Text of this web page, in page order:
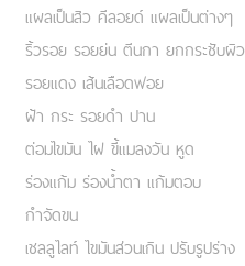
แผลเป็นสิว คีลอยด์ แผลเป็นต่างๆ
ริ้วรอย รอยย่น ตีนกา ยกกระชับผิว
รอยแดง เส้นเลือดฟอย
ฝ้า กระ รอยดำ ปาน
ต่อมไขมัน ไฝ ขี้แมลงวัน หูด
ร่องแก้ม ร่องน้ำตา แก้มตอบ
กำจัดขน
เชลลูไลท์ ไขมันส่วนเกิน ปรับรูปร่าง